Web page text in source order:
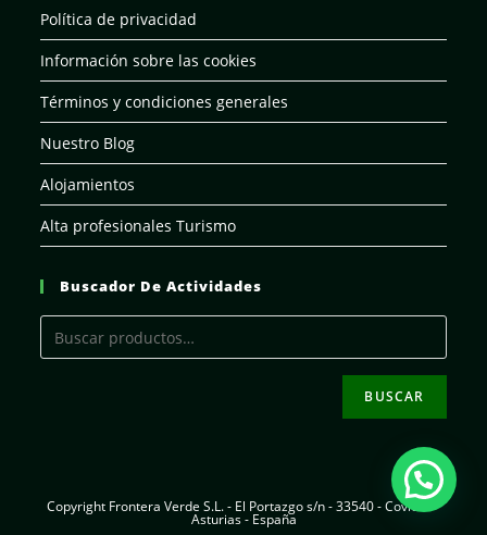
Política de privacidad
Información sobre las cookies
Términos y condiciones generales
Nuestro Blog
Alojamientos
Alta profesionales Turismo
Buscador De Actividades
BUSCAR
Copyright Frontera Verde S.L. - El Portazgo s/n - 33540 - Coviella -
Asturias - España